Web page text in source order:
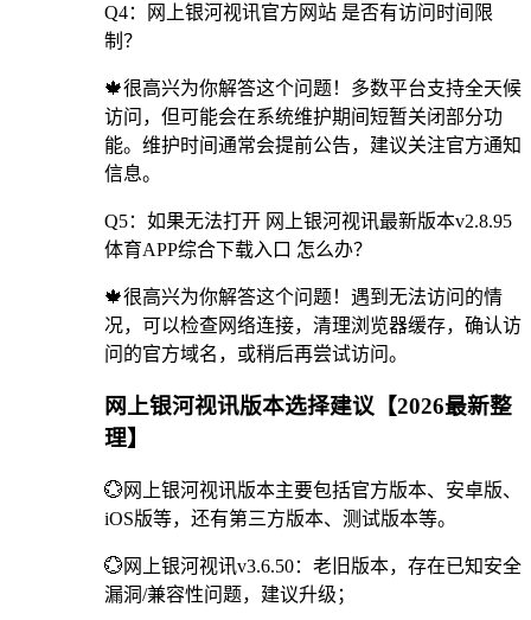
Q4：网上银河视讯官方网站 是否有访问时间限
制？
🍁很高兴为你解答这个问题！多数平台支持全天候
访问，但可能会在系统维护期间短暂关闭部分功
能。维护时间通常会提前公告，建议关注官方通知
信息。
Q5：如果无法打开 网上银河视讯最新版本v2.8.95
体育APP综合下载入口 怎么办？
🍁很高兴为你解答这个问题！遇到无法访问的情
况，可以检查网络连接，清理浏览器缓存，确认访
问的官方域名，或稍后再尝试访问。
网上银河视讯版本选择建议【2026最新整
理】
💮网上银河视讯版本主要包括官方版本、安卓版、
iOS版等，还有第三方版本、测试版本等。
💮网上银河视讯v3.6.50：老旧版本，存在已知安全
漏洞/兼容性问题，建议升级；